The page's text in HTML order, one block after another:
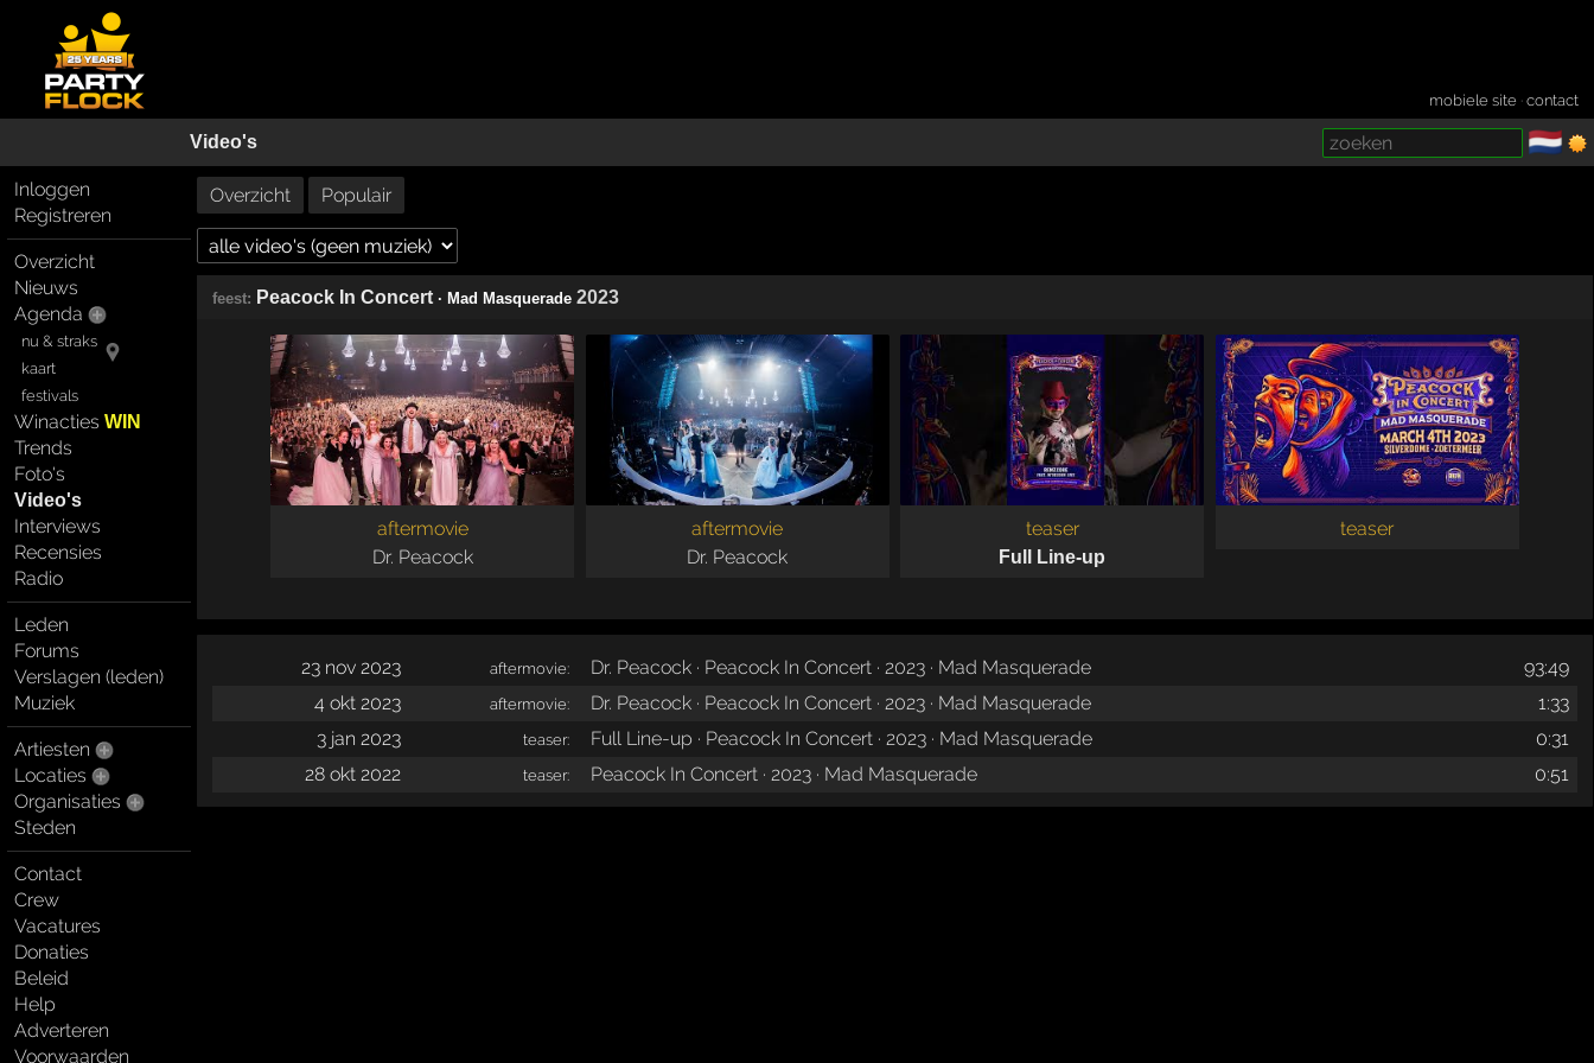
mobiele site ·contact
Video's 🇳🇱
Inloggen
Registreren
Overzicht
Nieuws
Agenda
nu & straks
kaart
festivals
WinactiesWIN
Trends
Foto's
Video's
Interviews
Recensies
Radio
Leden
Forums
Verslagen (leden)
Muziek
Artiesten
Locaties
Organisaties
Steden
Contact
Crew
Vacatures
Donaties
Beleid
Help
Adverteren
Voorwaarden
Overzicht Populair
feest: Peacock In Concert· Mad Masquerade 2023
aftermovie
Dr. Peacock
aftermovie
Dr. Peacock
teaser
Full Line-up
teaser
23 nov 2023 aftermovie: Dr. Peacock · Peacock In Concert · 2023 · Mad Masquerade
93:49
4 okt 2023
aftermovie: Dr. Peacock · Peacock In Concert · 2023 · Mad Masquerade
1:33
3 jan 2023
teaser: Full Line-up · Peacock In Concert · 2023 · Mad Masquerade
0:31
28 okt 2022
teaser: Peacock In Concert · 2023 · Mad Masquerade 0:51